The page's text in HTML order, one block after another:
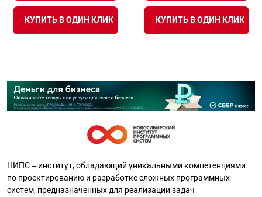
КУПИТЬ В ОДИН КЛИК КУПИТЬ В ОДИН КЛИК
НИПС – институт, обладающий уникальными компетенциями
по проектированию и разработке сложных программных
систем, предназначенных для реализации задач